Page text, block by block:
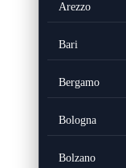
Arezzo
Bari
Bergamo
Bologna
Bolzano